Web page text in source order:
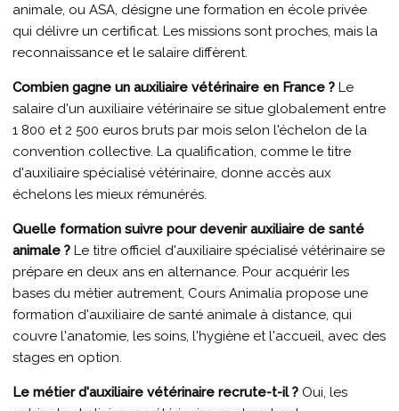
animale, ou ASA, désigne une formation en école privée
qui délivre un certificat. Les missions sont proches, mais la
reconnaissance et le salaire diffèrent.
Combien gagne un auxiliaire vétérinaire en France ? Le
salaire d'un auxiliaire vétérinaire se situe globalement entre
1 800 et 2 500 euros bruts par mois selon l'échelon de la
convention collective. La qualification, comme le titre
d'auxiliaire spécialisé vétérinaire, donne accès aux
échelons les mieux rémunérés.
Quelle formation suivre pour devenir auxiliaire de santé
animale ? Le titre officiel d'auxiliaire spécialisé vétérinaire se
prépare en deux ans en alternance. Pour acquérir les
bases du métier autrement, Cours Animalia propose une
formation d'auxiliaire de santé animale à distance, qui
couvre l'anatomie, les soins, l'hygiène et l'accueil, avec des
stages en option.
Le métier d'auxiliaire vétérinaire recrute-t-il ? Oui, les